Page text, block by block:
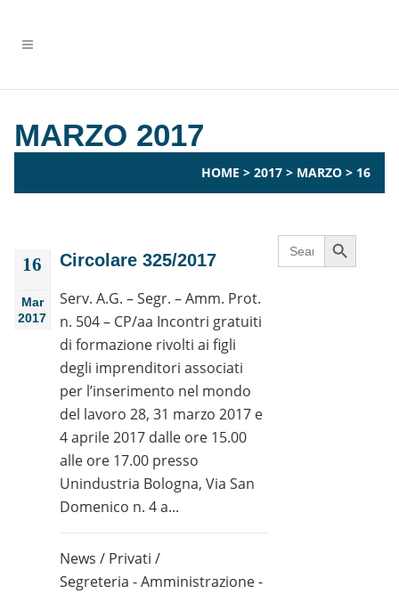
MARZO 2017
HOME > 2017 > MARZO > 16
16
Mar
2017
Circolare 325/2017
Serv. A.G. – Segr. – Amm. Prot.
n. 504 – CP/aa Incontri gratuiti
di formazione rivolti ai figli
degli imprenditori associati
per l’inserimento nel mondo
del lavoro 28, 31 marzo 2017 e
4 aprile 2017 dalle ore 15.00
alle ore 17.00 presso
Unindustria Bologna, Via San
Domenico n. 4 a...
News / Privati /
Segreteria - Amministrazione -
Search
for:
Search Button